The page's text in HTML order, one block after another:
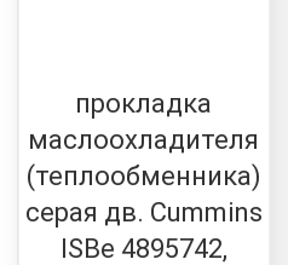
прокладка
маслоохладителя
(теплообменника)
серая дв. Cummins
ISBe 4895742,